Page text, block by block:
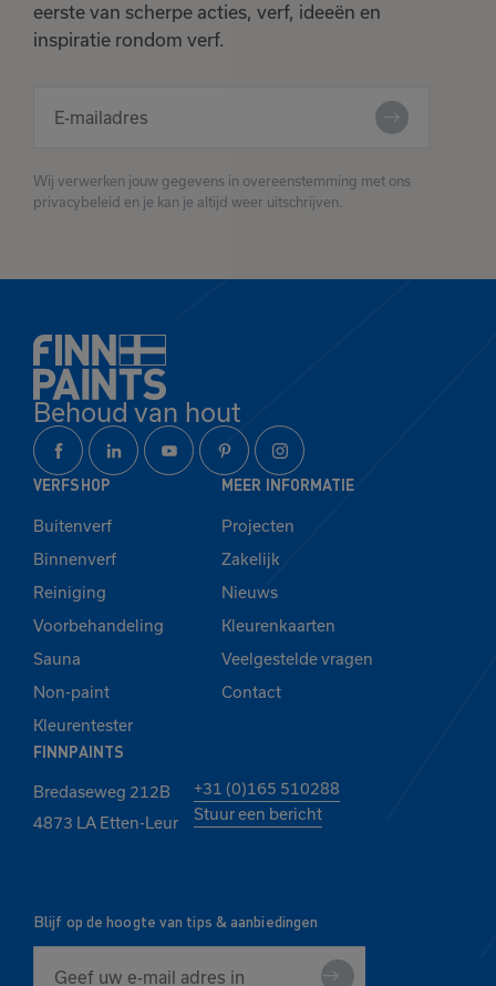
eerste van scherpe acties, verf, ideeën en
inspiratie rondom verf.
Wij verwerken jouw gegevens in overeenstemming met ons
privacybeleid en je kan je altijd weer uitschrijven.
Behoud van hout
VERFSHOP
Buitenverf
Binnenverf
Reiniging
Voorbehandeling
Sauna
Non-paint
Kleurentester
MEER INFORMATIE
Projecten
Zakelijk
Nieuws
Kleurenkaarten
Veelgestelde vragen
Contact
FINNPAINTS
Bredaseweg 212B
4873 LA Etten-Leur
+31 (0)165 510288
Stuur een bericht
Blijf op de hoogte van tips & aanbiedingen